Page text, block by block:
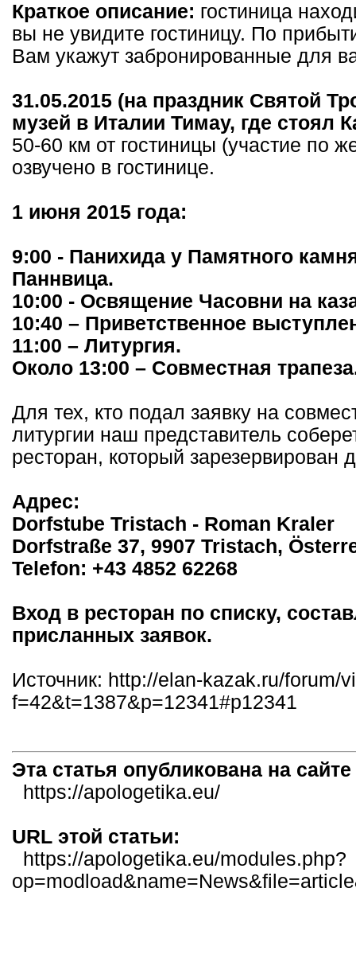
Краткое описание: гостиница
вы не увидите гостиницу. По
Вам укажут забронированные для
31.05.2015 (на праздник Святой
музей в Италии Тимау, где стоял
50-60 км от гостиницы (участие по
озвучено в гостинице.
1 июня 2015 года:
9:00 - Панихида у Памятного
Паннвица.
10:00 - Освящение Часовни на
10:40 – Приветственное
11:00 – Литургия.
Около 13:00 – Совместная
Для тех, кто подал заявку на
литургии наш представитель
ресторан, который зарезервирован
Адрес:
Dorfstube Tristach - Roman Kraler
Dorfstraße 37, 9907 Tristach,
Telefon: +43 4852 62268
Вход в ресторан по списку,
присланных заявок.
Источник: http://elan-kazak.ru/forum/
f=42&t=1387&p=12341#p12341
Эта статья опубликована на
https://apologetika.eu/
URL этой статьи:
https://apologetika.eu/modules.php?